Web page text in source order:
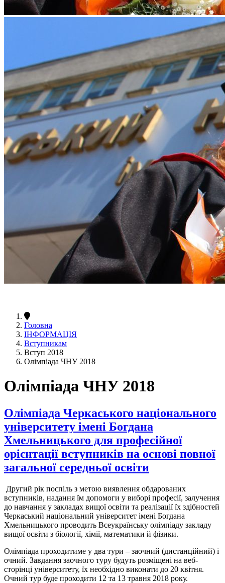
Головна
ІНФОРМАЦІЯ
Вступникам
Вступ 2018
Олімпіада ЧНУ 2018
Олімпіада ЧНУ 2018
Олімпіада Черкаського національного
університету імені Богдана
Хмельницького для професійної
орієнтації вступників на основі повної
загальної середньої освіти
Другий рік поспіль з метою виявлення обдарованих
вступників, надання їм допомоги у виборі професії, залучення
до навчання у закладах вищої освіти та реалізації їх здібностей
Черкаський національний університет імені Богдана
Хмельницького проводить Всеукраїнську олімпіаду закладу
вищої освіти з біології, хімії, математики й фізики.
Олімпіада проходитиме у два тури – заочний (дистанційний) і
очний. Завдання заочного туру будуть розміщені на веб-
сторінці університету, їх необхідно виконати до 20 квітня.
Очний тур буде проходити 12 та 13 травня 2018 року.